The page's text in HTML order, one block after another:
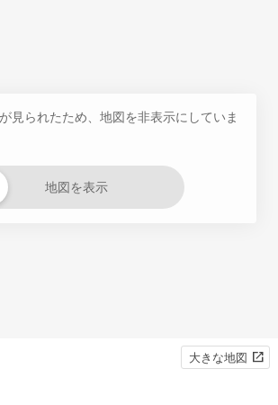
見られたため、地図を非表示にしていま
地図を表示
大きな地図